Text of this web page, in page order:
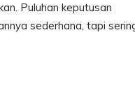
Puluhan keputusan
sederhana, tapi